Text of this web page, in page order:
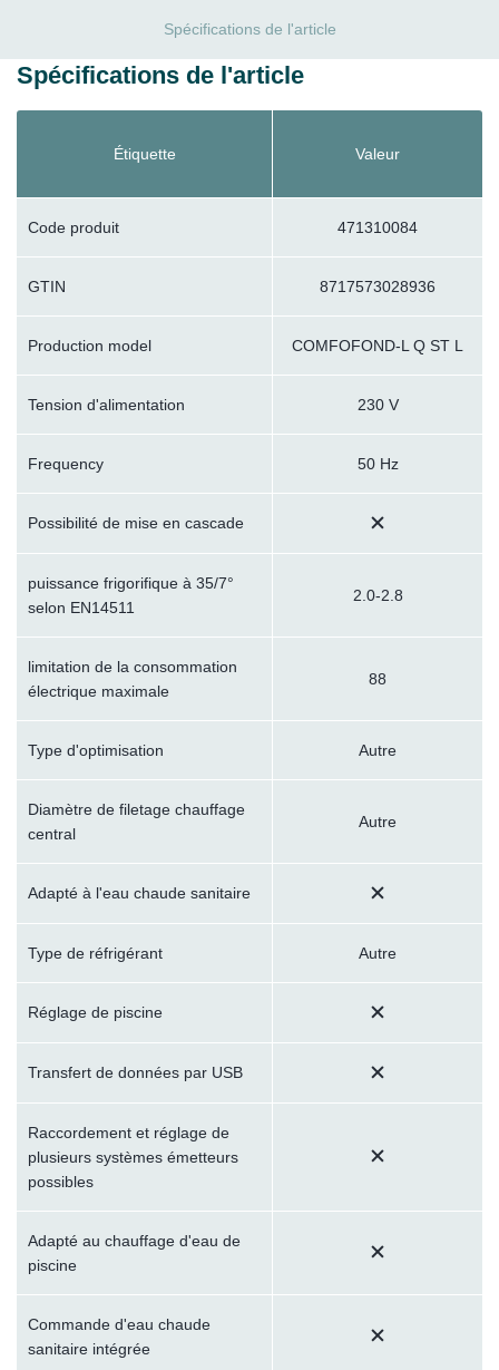
Spécifications de l'article
Spécifications de l'article
Étiquette Valeur
Code produit 471310084
GTIN 8717573028936
Production model COMFOFOND-L Q ST L
Tension d'alimentation 230 V
Frequency 50 Hz
Possibilité de mise en cascade
puissance frigorifique à 35/7°
selon EN14511
2.0-2.8
limitation de la consommation
électrique maximale
88
Type d'optimisation Autre
Diamètre de filetage chauffage
central
Autre
Adapté à l'eau chaude sanitaire
Type de réfrigérant Autre
Réglage de piscine
Transfert de données par USB
Raccordement et réglage de
plusieurs systèmes émetteurs
possibles
Adapté au chauffage d'eau de
piscine
Commande d'eau chaude
sanitaire intégrée